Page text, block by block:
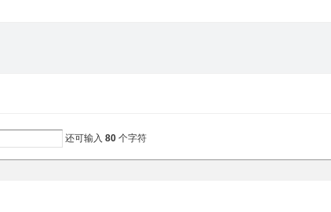
还可输入 80 个字符